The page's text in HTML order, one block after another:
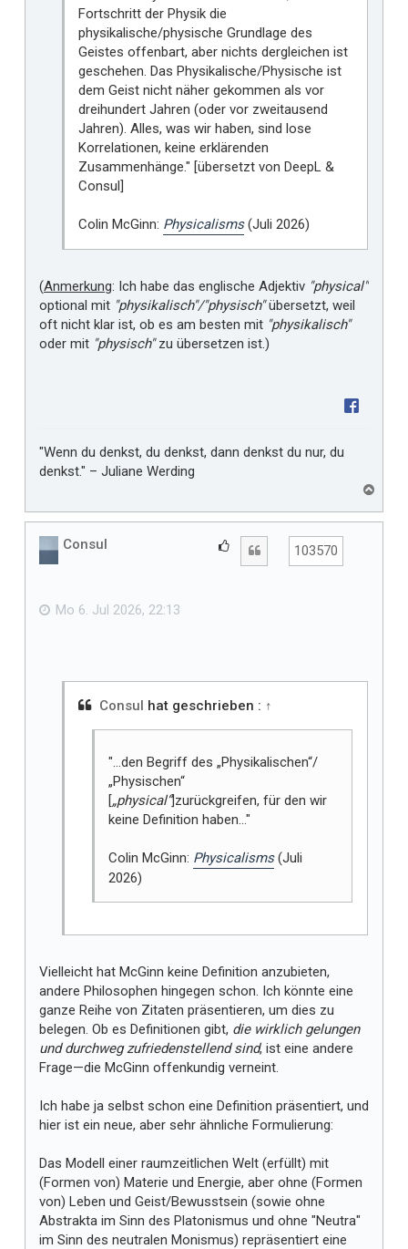
Fortschritt der Physik die
physikalische/physische Grundlage des
Geistes offenbart, aber nichts dergleichen ist
geschehen. Das Physikalische/Physische ist
dem Geist nicht näher gekommen als vor
dreihundert Jahren (oder vor zweitausend
Jahren). Alles, was wir haben, sind lose
Korrelationen, keine erklärenden
Zusammenhänge." [übersetzt von DeepL &
Consul]
Colin McGinn: Physicalisms(Juli 2026)
(Anmerkung: Ich habe das englische Adjektiv "physical"
optional mit "physikalisch"/"physisch"übersetzt, weil
oft nicht klar ist, ob es am besten mit "physikalisch"
oder mit "physisch"zu übersetzen ist.)
"Wenn du denkst, du denkst, dann denkst du nur, du
denkst." – Juliane Werding
c
Consul
m
i
103570
Mo 6. Jul 2026, 22:13
Consul hat geschrieben : ↑
"…den Begriff des „Physikalischen“/
„Physischen“
[„physical“]zurückgreifen, für den wir
keine Definition haben…"
Colin McGinn: Physicalisms(Juli
2026)
Vielleicht hat McGinn keine Definition anzubieten,
andere Philosophen hingegen schon. Ich könnte eine
ganze Reihe von Zitaten präsentieren, um dies zu
belegen. Ob es Definitionen gibt, die wirklich gelungen
und durchweg zufriedenstellend sind, ist eine andere
Frage—die McGinn offenkundig verneint.
Ich habe ja selbst schon eine Definition präsentiert, und
hier ist ein neue, aber sehr ähnliche Formulierung:
Das Modell einer raumzeitlichen Welt (erfüllt) mit
(Formen von) Materie und Energie, aber ohne (Formen
von) Leben und Geist/Bewusstsein (sowie ohne
Abstrakta im Sinn des Platonismus und ohne "Neutra"
im Sinn des neutralen Monismus) repräsentiert eine